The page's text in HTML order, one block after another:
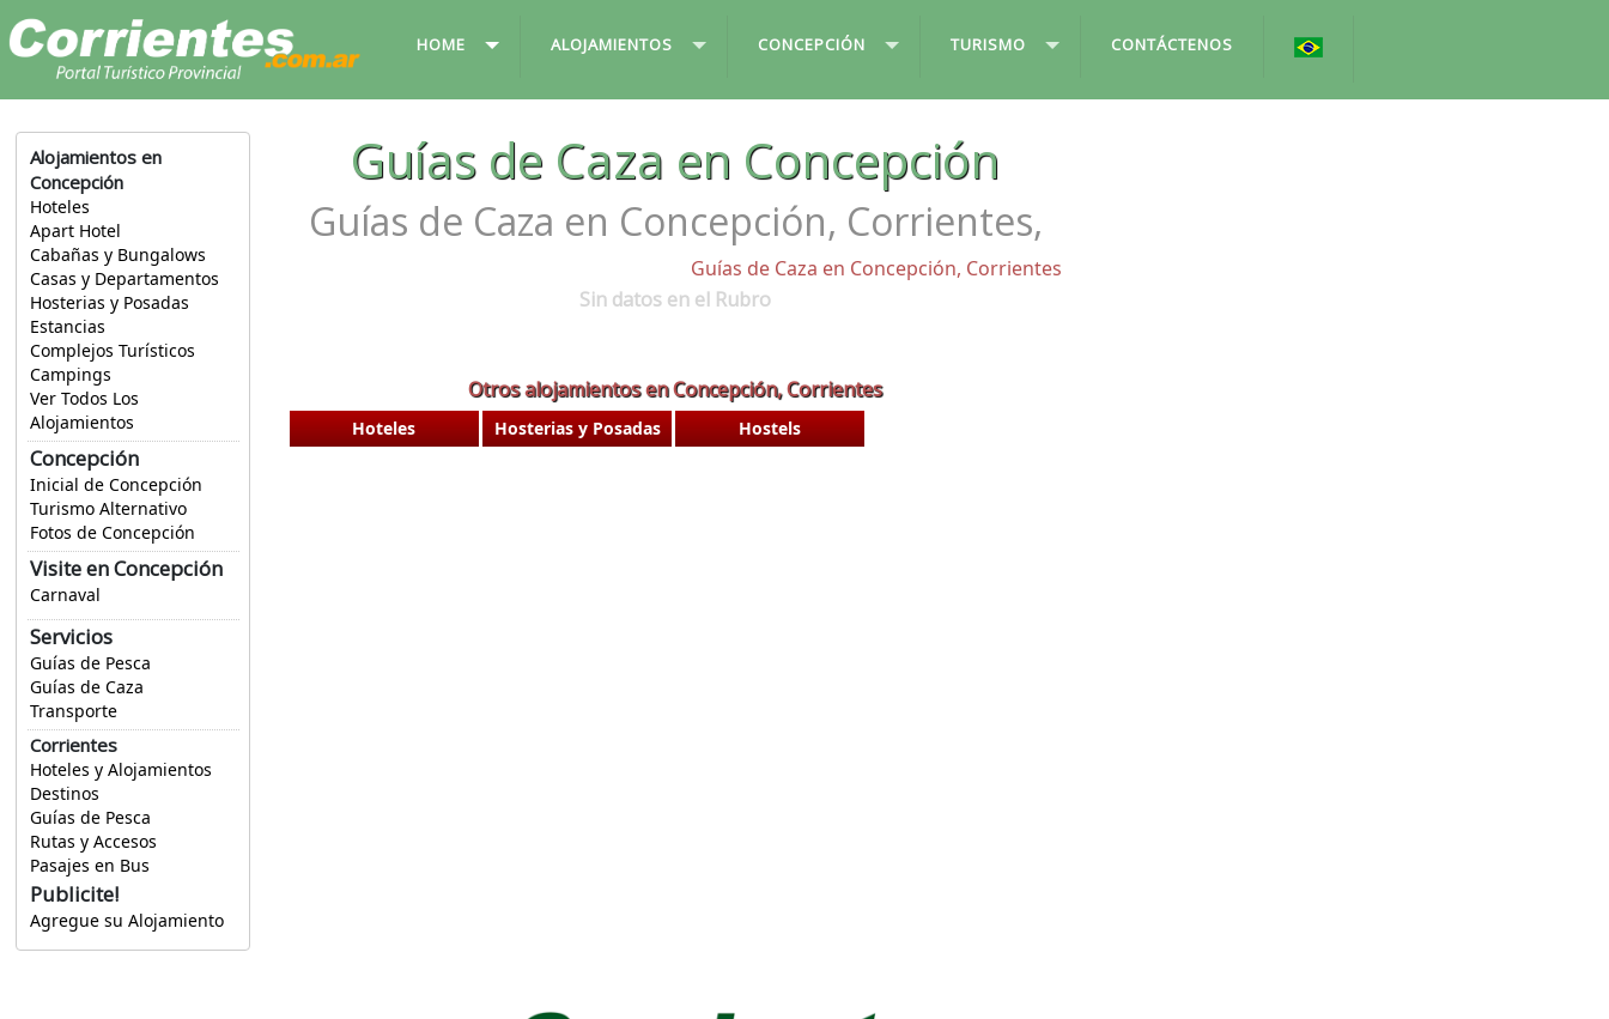
HOME ALOJAMIENTOS CONCEPCIÓN TURISMO CONTÁCTENOS
Alojamientos en
Concepción
Hoteles
Apart Hotel
Cabañas y Bungalows
Casas y Departamentos
Hosterias y Posadas
Estancias
Complejos Turísticos
Campings
Ver Todos Los
Alojamientos
Concepción
Inicial de Concepción
Turismo Alternativo
Fotos de Concepción
Visite en Concepción
Carnaval
Servicios
Guías de Pesca
Guías de Caza
Transporte
Corrientes
Hoteles y Alojamientos
Destinos
Guías de Pesca
Rutas y Accesos
Pasajes en Bus
Publicite!
Agregue su Alojamiento
Guías de Caza en Concepción
Guías de Caza en Concepción, Corrientes,
Guías de Caza en Concepción, Corrientes
Sin datos en el Rubro
Otros alojamientos en Concepción, Corrientes
Hoteles Hosterias y Posadas Hostels